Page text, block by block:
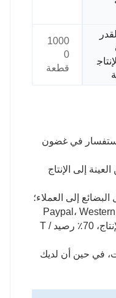
القدر
الإنتاج
1000
0
قطعة
في غضون
إلى الإنتاج
4). طرق الدفع المختلفة مقبولة: Paypal، Western
Union و 30٪ T / T مقدمًا قبل الإنتاج، 70٪ رصيد T /
في حين أن لديك